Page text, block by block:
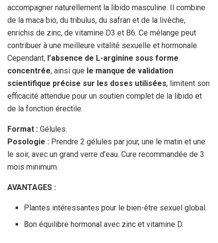
accompagner naturellement la libido masculine. Il combine
de la maca bio, du tribulus, du safran et de la livèche,
enrichis de zinc, de vitamine D3 et B6. Ce mélange peut
contribuer à une meilleure vitalité sexuelle et hormonale.
Cependant, l’absence de L-arginine sous forme
concentrée, ainsi que le manque de validation
scientifique précise sur les doses utilisées, limitent son
efficacité attendue pour un soutien complet de la libido et
de la fonction érectile.
Format : Gélules.
Posologie : Prendre 2 gélules par jour, une le matin et une
le soir, avec un grand verre d’eau. Cure recommandée de 3
mois minimum.
AVANTAGES :
Plantes intéressantes pour le bien-être sexuel global.
Bon équilibre hormonal avec zinc et vitamine D.